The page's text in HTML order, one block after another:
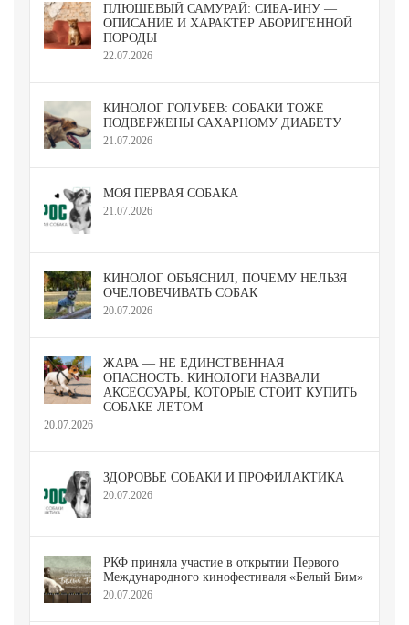
ПЛЮШЕВЫЙ САМУРАЙ: СИБА-ИНУ —
ОПИСАНИЕ И ХАРАКТЕР АБОРИГЕННОЙ
ПОРОДЫ
22.07.2026
КИНОЛОГ ГОЛУБЕВ: СОБАКИ ТОЖЕ
ПОДВЕРЖЕНЫ САХАРНОМУ ДИАБЕТУ
21.07.2026
МОЯ ПЕРВАЯ СОБАКА
21.07.2026
КИНОЛОГ ОБЪЯСНИЛ, ПОЧЕМУ НЕЛЬЗЯ
ОЧЕЛОВЕЧИВАТЬ СОБАК
20.07.2026
ЖАРА — НЕ ЕДИНСТВЕННАЯ
ОПАСНОСТЬ: КИНОЛОГИ НАЗВАЛИ
АКСЕССУАРЫ, КОТОРЫЕ СТОИТ КУПИТЬ
СОБАКЕ ЛЕТОМ
20.07.2026
ЗДОРОВЬЕ СОБАКИ И ПРОФИЛАКТИКА
20.07.2026
РКФ приняла участие в открытии Первого
Международного кинофестиваля «Белый Бим»
20.07.2026